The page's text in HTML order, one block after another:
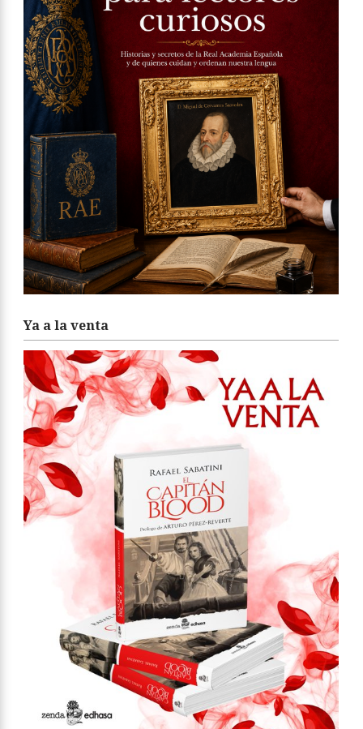
Ya a la venta